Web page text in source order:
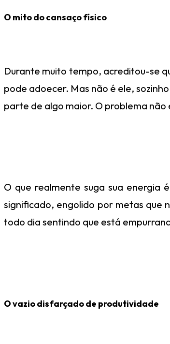
O mito do cansaço físico
Durante muito tempo, acreditou-se
pode adoecer. Mas não é ele,
parte de algo maior. O problema
O que realmente suga sua energia
significado, engolido por metas que
todo dia sentindo que está
O vazio disfarçado de produtividade